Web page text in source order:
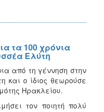
τα 100 χρόνια
Ελύτη
από τη γέννηση στην
και ο ίδιος θεωρούσε
Ηρακλείου.
τον ποιητή πολύ